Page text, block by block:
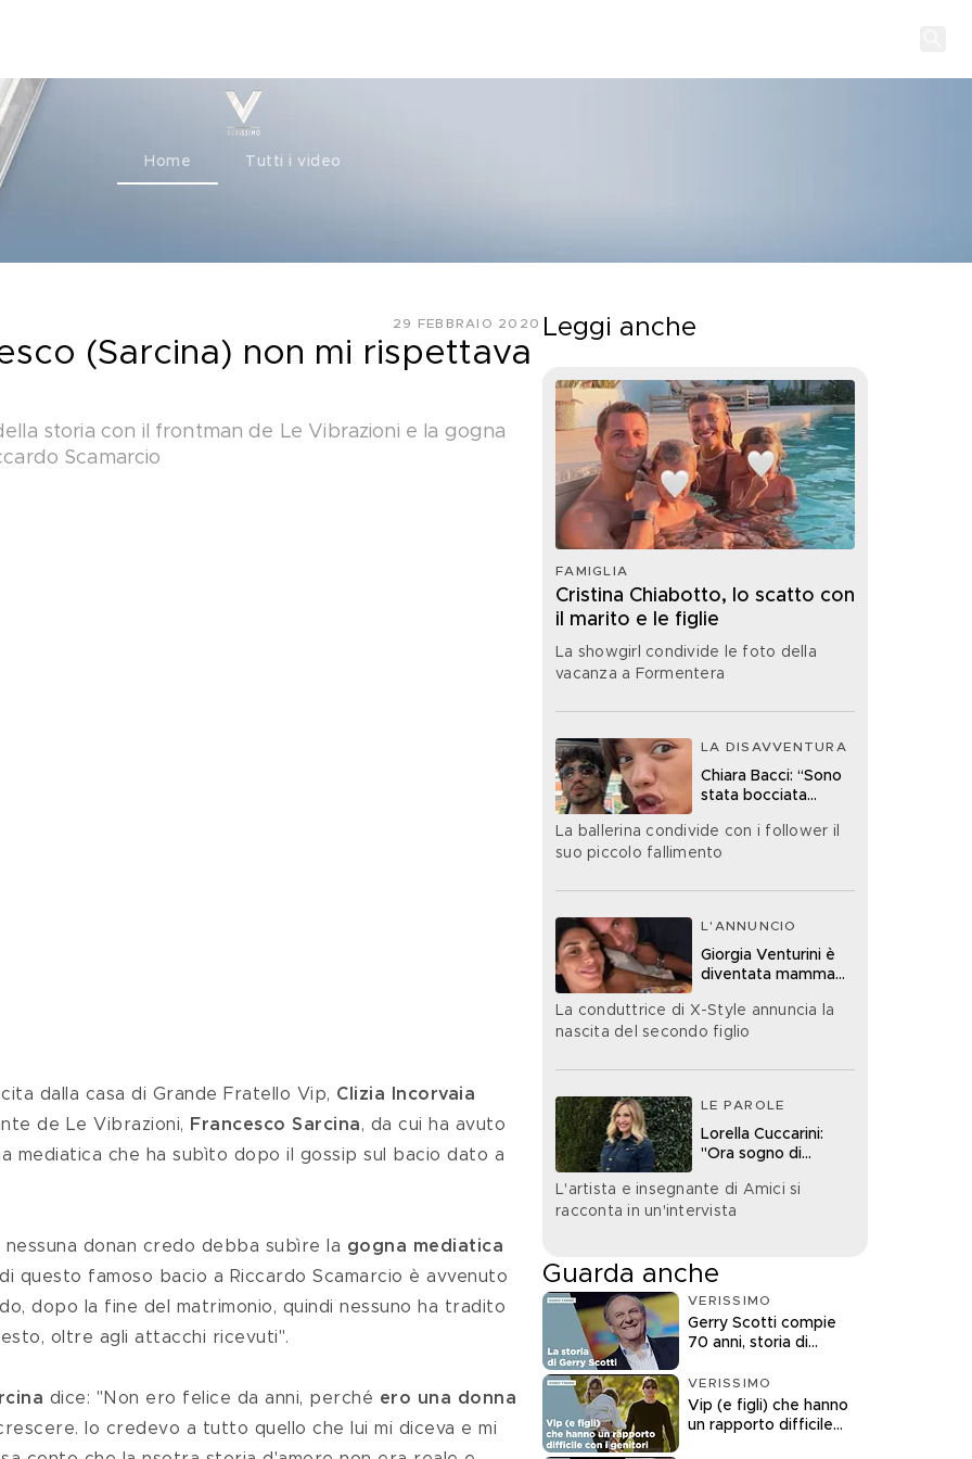
Home Tutti i video
29 FEBBRAIO 2020
(Sarcina) non mi rispettava
storia con il frontman de Le Vibrazioni e la gogna
Scamarcio
dalla casa di Grande Fratello Vip, Clizia Incorvaia
de Le Vibrazioni,
Francesco Sarcina, da cui ha avuto
mediatica che ha subìto dopo il gossip sul bacio dato a
donan credo debba subìre la gogna mediatica
questo famoso bacio a Riccardo Scamarcio è avvenuto
dopo la fine del matrimonio, quindi nessuno ha tradito
oltre agli attacchi ricevuti".
dice: "Non ero felice da anni, perché ero una donna
Io credevo a tutto quello che lui mi diceva e mi
Leggi anche
FAMIGLIA
Cristina Chiabotto, lo scatto con
il marito e le figlie
La showgirl condivide le foto della
vacanza a Formentera
LA DISAVVENTURA
Chiara Bacci: “Sono
stata bocciata
patente”
La ballerina condivide con i follower il
suo piccolo fallimento
L'ANNUNCIO
Giorgia Venturini è
diventata mamma
La conduttrice di X-Style annuncia la
nascita del secondo figlio
LE PAROLE
Lorella Cuccarini:
"Ora sogno di
L'artista e insegnante di Amici si
racconta in un'intervista
Guarda anche
VERISSIMO
Gerry Scotti compie
70 anni, storia di
VERISSIMO
Vip (e figli) che hanno
un rapporto difficile